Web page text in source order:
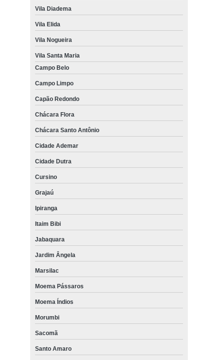
Vila Diadema
Vila Elida
Vila Nogueira
Vila Santa Maria
Campo Belo
Campo Limpo
Capão Redondo
Chácara Flora
Chácara Santo Antônio
Cidade Ademar
Cidade Dutra
Cursino
Grajaú
Ipiranga
Itaim Bibi
Jabaquara
Jardim Ângela
Marsilac
Moema Pássaros
Moema Índios
Morumbi
Sacomã
Santo Amaro